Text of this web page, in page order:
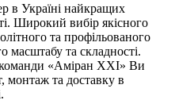
в Україні найкращих
Широкий вибір якісного
та профільованого
масштабу та складності.
команди «Аміран XXI» Ви
монтаж та доставку в